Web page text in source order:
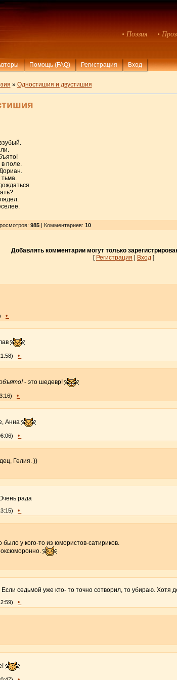
• Поэзия •
Помощь (FAQ) Регистрация Вход
» Одностишия и двустишия
поле.
: 985| Комментариев: 10
Добавлять комментарии могут только
[ Регистрация | Вход ]
•
•
- это шедевр!
•
Анна
•
Гелия. ))
рада
•
было у кого-то из юмористов-сатириков.
седьмой уже кто- то точно сотворил, то убираю. Хотя
•